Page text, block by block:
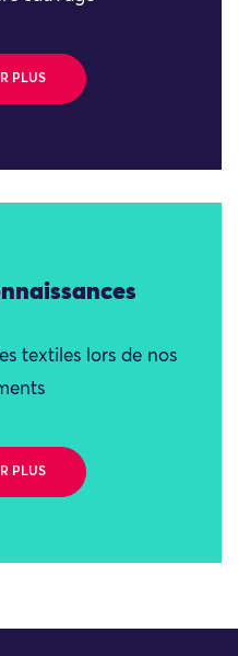
PLUS
textiles lors de nos
PLUS